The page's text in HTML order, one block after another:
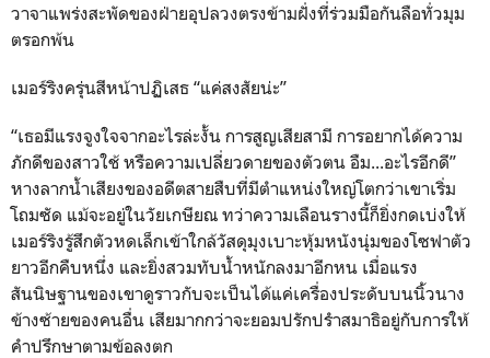
วาจาแพร่งสะพัดของฝ่ายอุปลวงตรงข้ามฝั่งที่ร่วมมือกันลือทั่วมุม
ตรอกพ้น
เมอร์ริงครุ่นสีหน้าปฏิเสธ “แค่สงสัยน่ะ”
“เธอมีแรงจูงใจจากอะไรล่ะงั้น การสูญเสียสามี การอยากได้ความ
ภักดีของสาวใช้ หรือความเปลี่ยวดายของตัวตน อืม...อะไรอีกดี”
หางลากน้ำเสียงของอดีตสายสืบที่มีตำแหน่งใหญ่โตกว่าเขาเริ่ม
โถมซัด แม้จะอยู่ในวัยเกษียณ ทว่าความเลือนรางนี้ก็ยิ่งกดเบ่งให้
เมอร์ริงรู้สึกตัวหดเล็กเข้าใกล้วัสดุมุงเบาะหุ้มหนังนุ่มของโซฟาตัว
ยาวอีกคืบหนึ่ง และยิ่งสวมทับน้ำหนักลงมาอีกหน เมื่อแรง
สันนิษฐานของเขาดูราวกับจะเป็นได้แค่เครื่องประดับบนนิ้วนาง
ข้างซ้ายของคนอื่น เสียมากกว่าจะยอมปรักปรำสมาธิอยู่กับการให้
คำปรึกษาตามข้อลงตก